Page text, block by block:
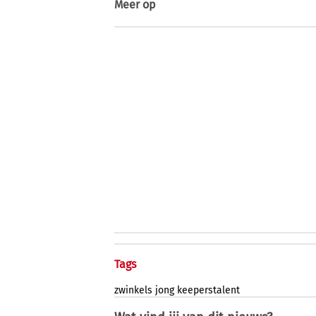
Meer op
Tags
zwinkels jong keeperstalent